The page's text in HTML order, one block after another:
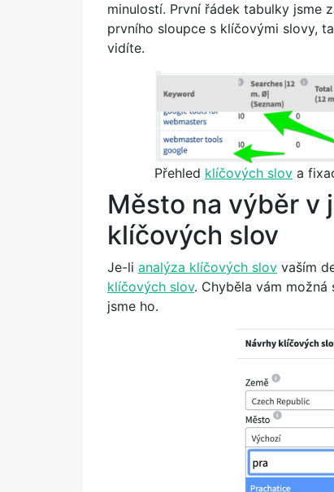
minulostí. První řádek tabulky jsme
prvního sloupce s klíčovými slovy,
vidíte.
Přehled klíčových slov a
Město na výběr v
klíčových slov
Je-li analýza klíčových slov vaším
klíčových slov. Chyběla vám
jsme ho.